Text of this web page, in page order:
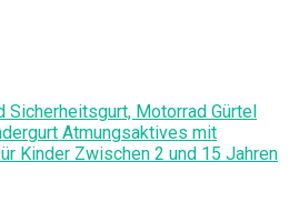
Sicherheitsgurt, Motorrad Gürtel
Atmungsaktives mit
Kinder Zwischen 2 und 15 Jahren